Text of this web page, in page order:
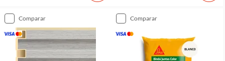
comparar comparar